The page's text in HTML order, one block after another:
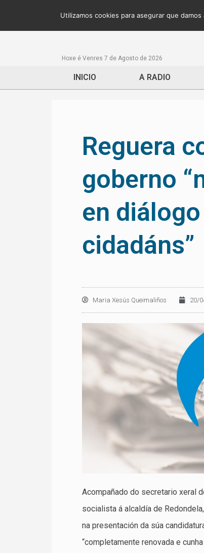
Hoxe é Venres 7 de Agosto de 2026
INICIO A RADIO
Reguera
goberno
en
cidadáns”
Maria Xesús Queimaliños 20/
Acompañado do secretario xeral
socialista á alcaldía de
na presentación da súa
“completamente renovada e
Utilizamos cookies para asegurar que